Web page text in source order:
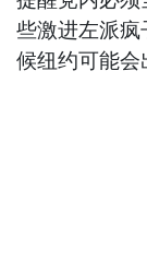
些激进左派
候纽约可能会